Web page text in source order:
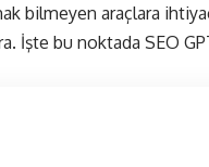
bilmeyen araçlara
İşte bu noktada SEO